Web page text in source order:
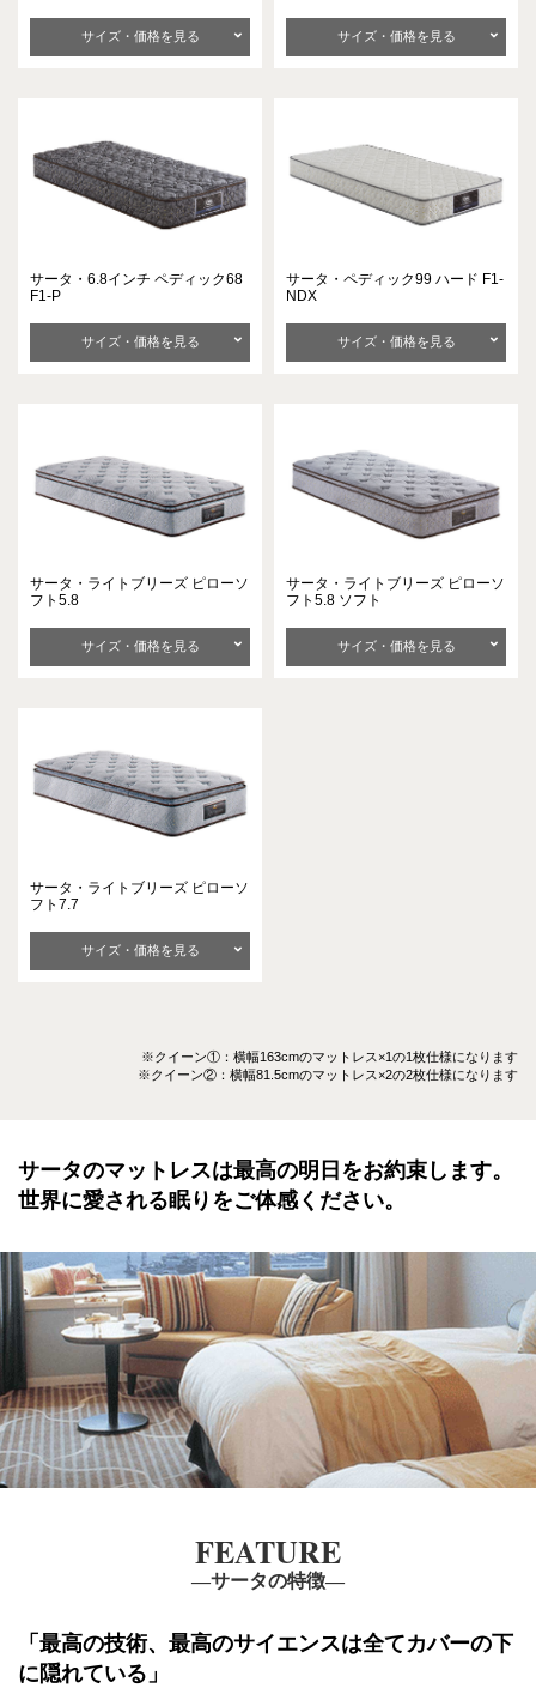
サイズ・価格を見る サイズ・価格を見る
サータ・6.8インチ ペディック68
F1-P
サイズ・価格を見る
サータ・ペディック99 ハード F1-
NDX
サイズ・価格を見る
サータ・ライトブリーズ ピローソ
フト5.8
サイズ・価格を見る
サータ・ライトブリーズ ピローソ
フト5.8 ソフト
サイズ・価格を見る
サータ・ライトブリーズ ピローソ
フト7.7
サイズ・価格を見る
※クイーン①：横幅163cmのマットレス×1の1枚仕様になります
※クイーン②：横幅81.5cmのマットレス×2の2枚仕様になります
サータのマットレスは最高の明日をお約束します。
世界に愛される眠りをご体感ください。
FEATURE
―サータの特徴―
「最高の技術、最高のサイエンスは全てカバーの下
に隠れている」